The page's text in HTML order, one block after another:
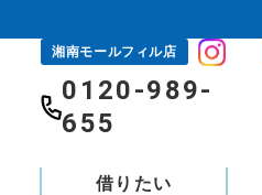
湘南モールフィル店
0120-989-
655
借りたい